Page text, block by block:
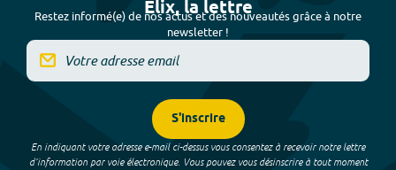
Elix, la lettre
Restez informé(e) de nos actus et des nouveautés grâce à notre
newsletter !
S'inscrire
En indiquant votre adresse e-mail ci-dessus vous consentez à recevoir notre lettre
d’information par voie électronique. Vous pouvez vous désinscrire à tout moment